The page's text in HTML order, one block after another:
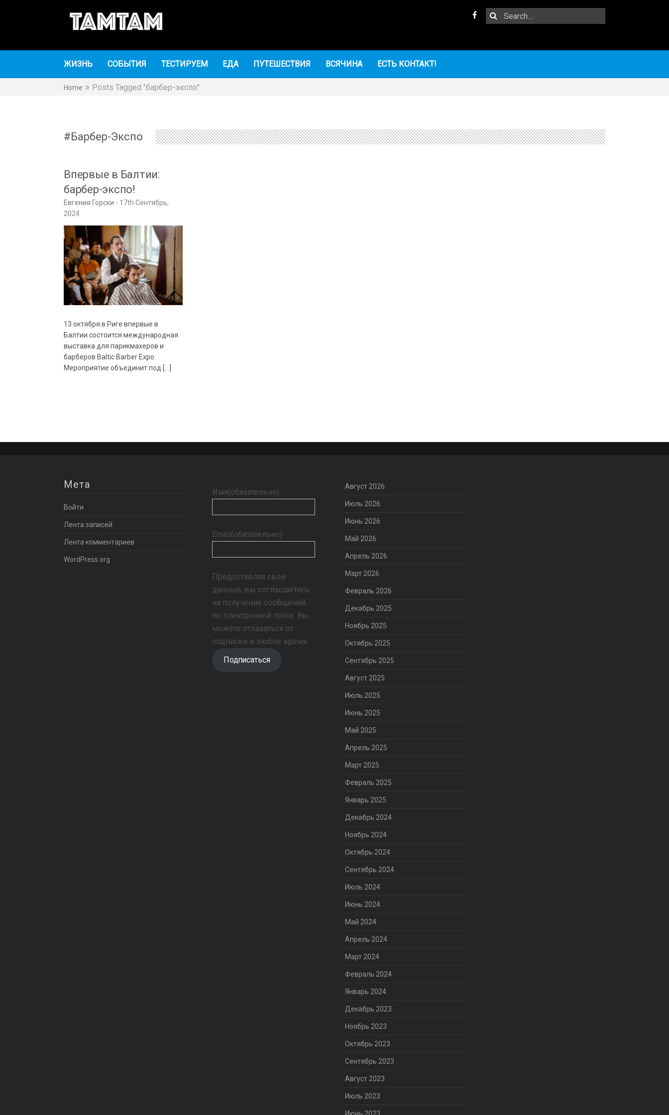
Facebook
Search
TAMTAM
ЖИЗНЬ СОБЫТИЯ ТЕСТИРУЕМ ЕДА ПУТЕШЕСТВИЯ ВСЯЧИНА ЕСТЬ КОНТАКТ!
Home Posts Tagged "барбер-экспо"
Барбер-Экспо
Впервые в Балтии:
барбер-экспо!
Евгения Горски
17th Сентябрь,
2024
13 октября в Риге впервые в
Балтии состоится международная
выставка для парикмахеров и
барберов Baltic Barber Expo.
Мероприятие объединит под […]
Мета
Войти
Лента записей
Лента комментариев
WordPress.org
Имя(обязательно)
Email(обязательно)
Предоставляя свои
данные, вы соглашаетесь
на получение сообщений
по электронной почте. Вы
можете отказаться от
подписки в любое время.
Подписаться
Август 2026
Июль 2026
Июнь 2026
Май 2026
Апрель 2026
Март 2026
Февраль 2026
Декабрь 2025
Ноябрь 2025
Октябрь 2025
Сентябрь 2025
Август 2025
Июль 2025
Июнь 2025
Май 2025
Апрель 2025
Март 2025
Февраль 2025
Январь 2025
Декабрь 2024
Ноябрь 2024
Октябрь 2024
Сентябрь 2024
Июль 2024
Июнь 2024
Май 2024
Апрель 2024
Март 2024
Февраль 2024
Январь 2024
Декабрь 2023
Ноябрь 2023
Октябрь 2023
Сентябрь 2023
Август 2023
Июль 2023
Июнь 2023